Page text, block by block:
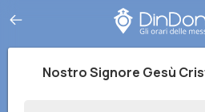
Nostro Signore Gesù